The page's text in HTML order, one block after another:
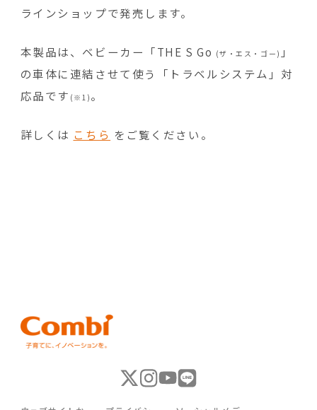
ラインショップで発売します。
本製品は、ベビーカー「THE S Go (ザ・エス・ゴー) 」
の車体に連結させて使う「トラベルシステム」対
応品です (※1) 。
詳しくは こちら をご覧ください。